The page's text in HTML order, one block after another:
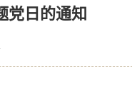
党日的通知